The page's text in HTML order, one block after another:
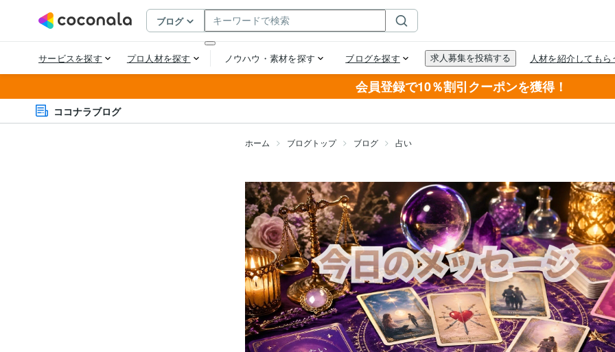
会員登録で10％割引クーポンを獲得！
ココナラブログ
ホーム ブログトップ ブログ 占い